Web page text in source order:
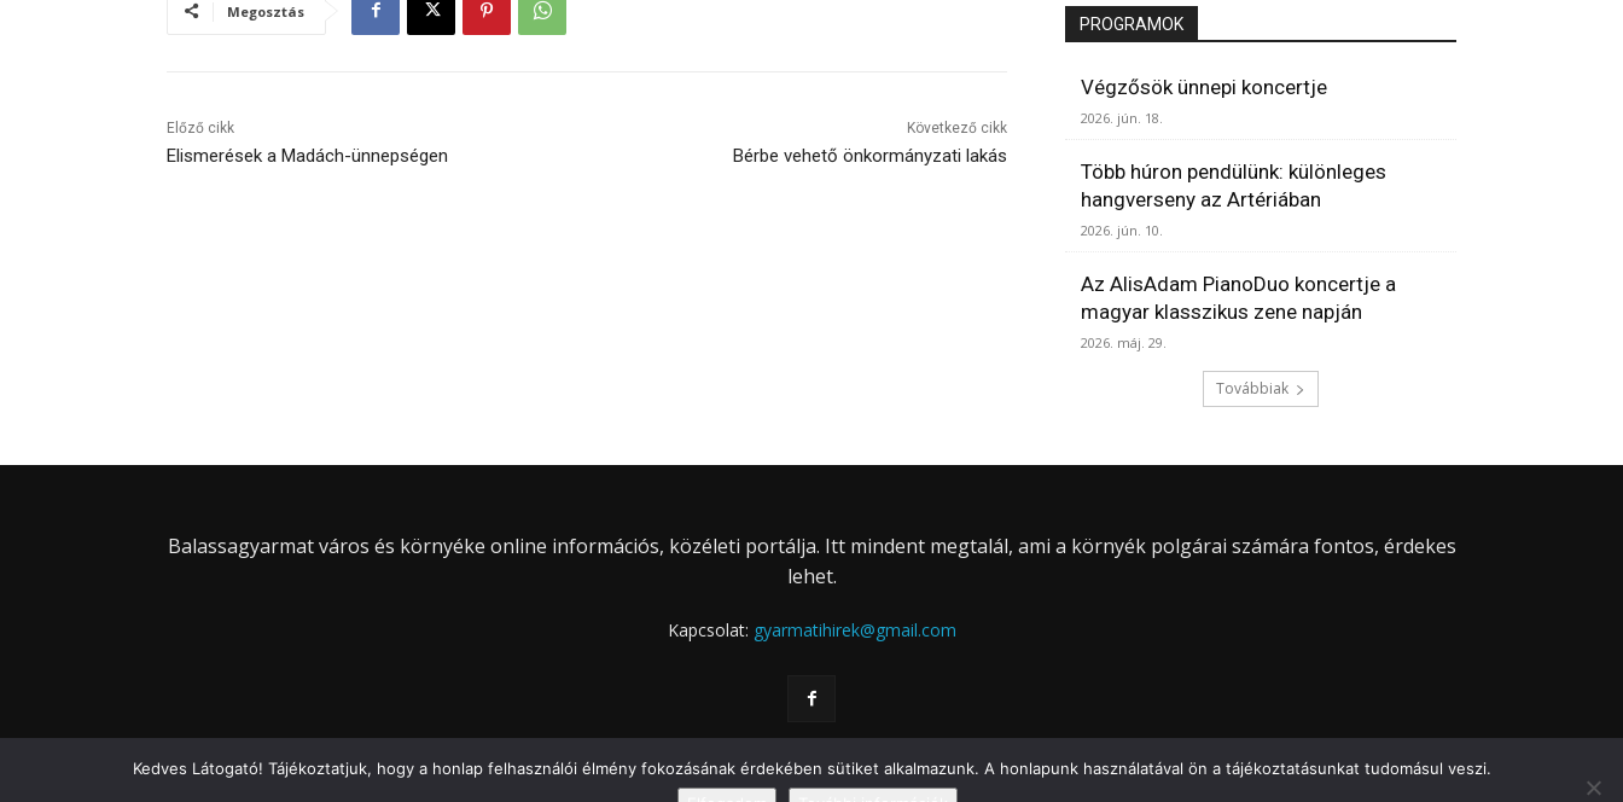
Megosztás
Előző cikk
Elismerések a Madách-ünnepségen
Következő cikk
Bérbe vehető önkormányzati lakás
PROGRAMOK
Végzősök ünnepi koncertje
2026. jún. 18.
Több húron pendülünk: különleges
hangverseny az Artériában
2026. jún. 10.
Az AlisAdam PianoDuo koncertje a
magyar klasszikus zene napján
2026. máj. 29.
Továbbiak
Balassagyarmat város és környéke online információs, közéleti portálja. Itt mindent megtalál, ami a környék polgárai számára fontos, érdekes
lehet.
Kapcsolat: gyarmatihirek@gmail.com
Kedves Látogató! Tájékoztatjuk, hogy a honlap felhasználói élmény fokozásának érdekében sütiket alkalmazunk. A honlapunk használatával ön a tájékoztatásunkat tudomásul veszi.